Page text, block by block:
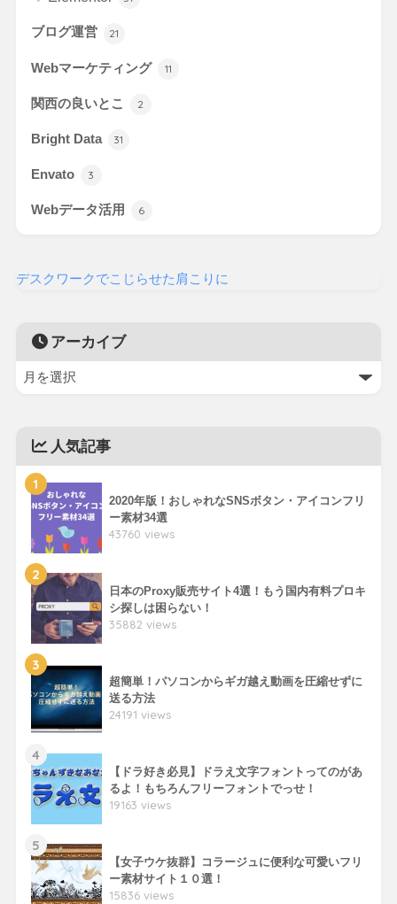
ブログ運営 21
Webマーケティング 11
関西の良いとこ 2
Bright Data 31
Envato 3
Webデータ活用 6
デスクワークでこじらせた肩こりに
アーカイブ
人気記事
1
2020年版！おしゃれなSNSボタン・アイコンフリ
ー素材34選
43760 views
2
日本のProxy販売サイト4選！もう国内有料プロキ
シ探しは困らない！
35882 views
3
超簡単！パソコンからギガ越え動画を圧縮せずに
送る方法
24191 views
4
【ドラ好き必見】ドラえ文字フォントってのがあ
るよ！もちろんフリーフォントでっせ！
19163 views
5
【女子ウケ抜群】コラージュに便利な可愛いフリ
ー素材サイト１０選！
15836 views